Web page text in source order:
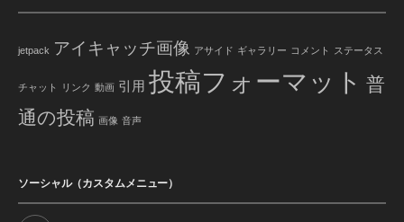
jetpack アイキャッチ画像 アサイド ギャラリー コメント ステータス
チャット リンク 動画 引用 投稿フォーマット 普
通の投稿 画像 音声
ソーシャル（カスタムメニュー）